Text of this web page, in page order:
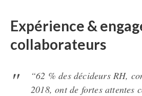
Expérience &
collaborateurs
“62 % des décideurs RH,
2018, ont de fortes attentes